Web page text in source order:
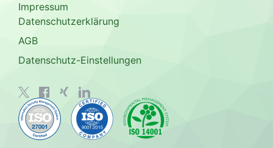
Impressum
Datenschutzerklärung
AGB
Datenschutz-Einstellungen